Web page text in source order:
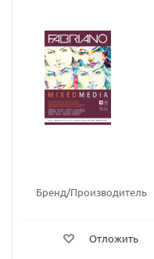
Бренд/Производитель
Отложить